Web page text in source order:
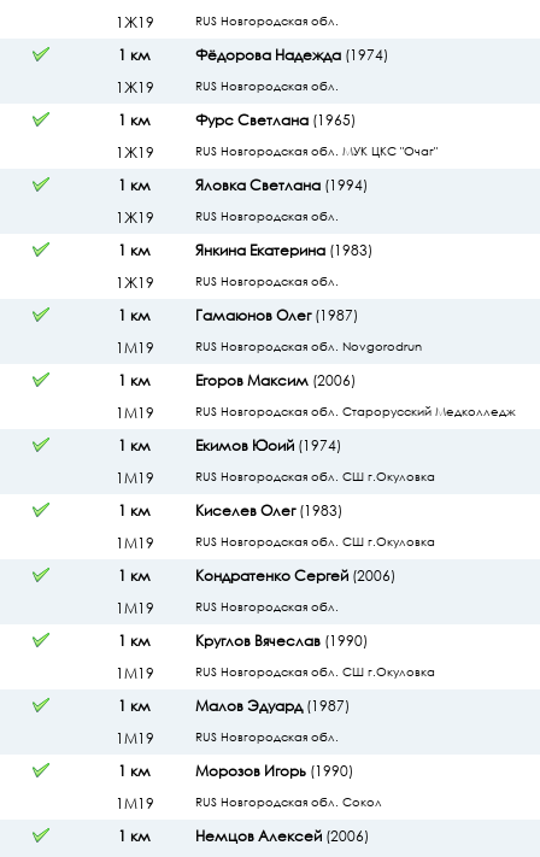
1Ж19
RUS Новгородская обл.
1 км
1Ж19
Фёдорова Надежда(1974)
RUS Новгородская обл.
1 км
1Ж19
Фурс Светлана(1965)
RUS Новгородская обл. МУК ЦКС "Очаг"
1 км
1Ж19
Яловка Светлана(1994)
RUS Новгородская обл.
1 км
1Ж19
Янкина Екатерина(1983)
RUS Новгородская обл.
1 км
1М19
Гамаюнов Олег(1987)
RUS Новгородская обл. Novgorodrun
1 км
1М19
Егоров Максим(2006)
RUS Новгородская обл. Старорусский Медколледж
1 км
1М19
Екимов Юоий(1974)
RUS Новгородская обл. СШ г.Окуловка
1 км
1М19
Киселев Олег(1983)
RUS Новгородская обл. СШ г.Окуловка
1 км
1М19
Кондратенко Сергей(2006)
RUS Новгородская обл.
1 км
1М19
Круглов Вячеслав(1990)
RUS Новгородская обл. СШ г.Окуловка
1 км
1М19
Малов Эдуард(1987)
RUS Новгородская обл.
1 км
1М19
Морозов Игорь(1990)
RUS Новгородская обл. Сокол
1 км
Немцов Алексей(2006)